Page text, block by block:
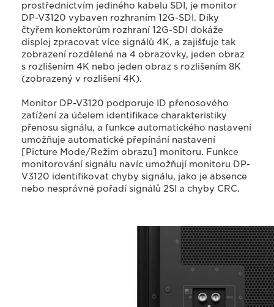
prostřednictvím jediného kabelu SDI, je monitor
DP-V3120 vybaven rozhraním 12G-SDI. Díky
čtyřem konektorům rozhraní 12G-SDI dokáže
displej zpracovat více signálů 4K, a zajišťuje tak
zobrazení rozdělené na 4 obrazovky, jeden obraz
s rozlišením 4K nebo jeden obraz s rozlišením 8K
(zobrazený v rozlišení 4K).
Monitor DP-V3120 podporuje ID přenosového
zatížení za účelem identifikace charakteristiky
přenosu signálu, a funkce automatického nastavení
umožňuje automatické přepínání nastavení
[Picture Mode/Režim obrazu] monitoru. Funkce
monitorování signálu navíc umožňují monitoru DP-
V3120 identifikovat chyby signálu, jako je absence
nebo nesprávné pořadí signálů 2SI a chyby CRC.